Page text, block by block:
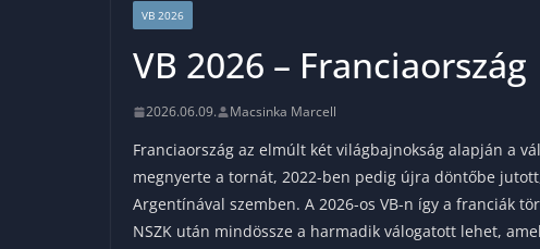
VB 2026
VB 2026 – Franciaország
2026.06.09. Macsinka Marcell
Franciaország az elmúlt két világbajnokság alapján a
megnyerte a tornát, 2022-ben pedig újra döntőbe
Argentínával szemben. A 2026-os VB-n így a franciák
NSZK után mindössze a harmadik válogatott lehet,